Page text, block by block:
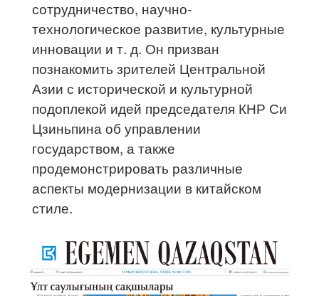
сотрудничество, научно-
технологическое развитие, культурные
инновации и т. д. Он призван
познакомить зрителей Центральной
Азии с исторической и культурной
подоплекой идей председателя КНР Си
Цзиньпина об управлении
государством, а также
продемонстрировать различные
аспекты модернизации в китайском
стиле.